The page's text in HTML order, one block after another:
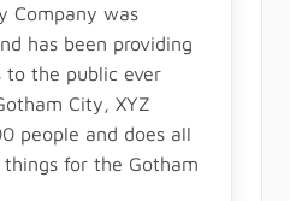
Company was
has been providing
to the public ever
City, XYZ
people and does all
for the Gotham